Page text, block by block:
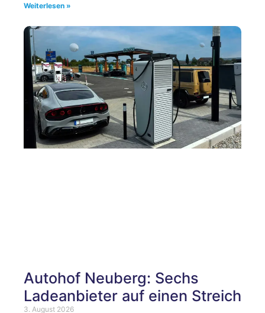
Weiterlesen »
Autohof Neuberg: Sechs
Ladeanbieter auf einen Streich
3. August 2026